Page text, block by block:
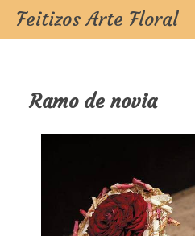
Feitizos Arte Floral
Ramo de novia